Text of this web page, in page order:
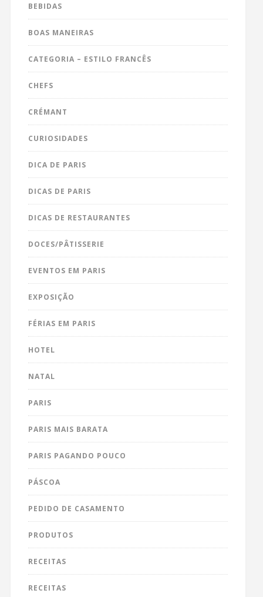
BEBIDAS
BOAS MANEIRAS
CATEGORIA – ESTILO FRANCÊS
CHEFS
CRÉMANT
CURIOSIDADES
DICA DE PARIS
DICAS DE PARIS
DICAS DE RESTAURANTES
DOCES/PÂTISSERIE
EVENTOS EM PARIS
EXPOSIÇÃO
FÉRIAS EM PARIS
HOTEL
NATAL
PARIS
PARIS MAIS BARATA
PARIS PAGANDO POUCO
PÁSCOA
PEDIDO DE CASAMENTO
PRODUTOS
RECEITAS
RECEITAS